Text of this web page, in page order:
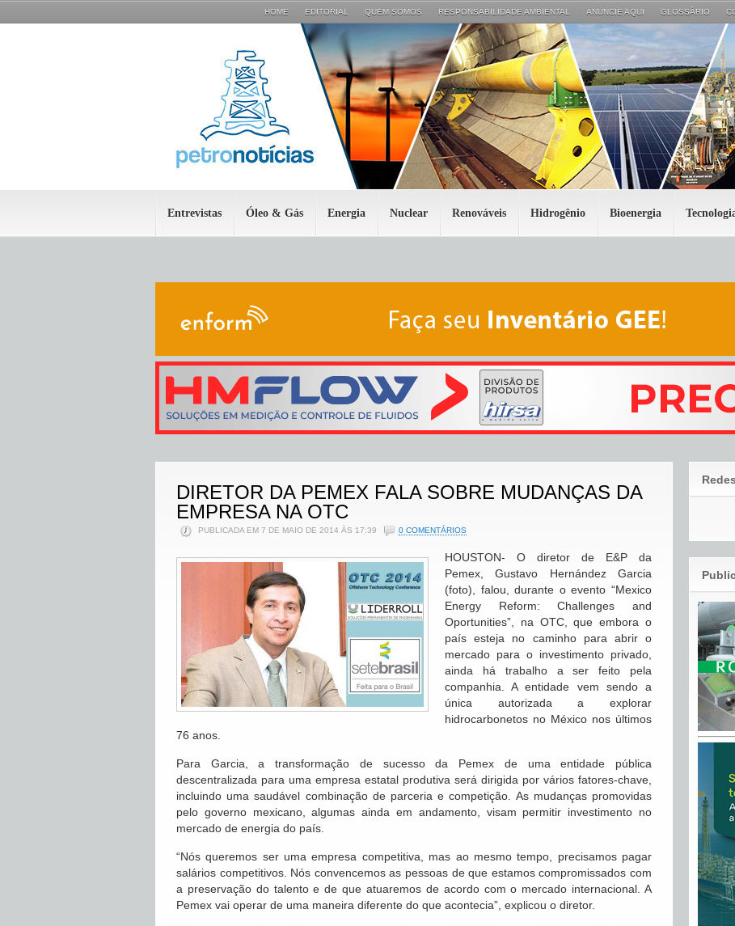
HOME EDITORIAL QUEM SOMOS RESPONSABILIDADE AMBIENTAL ANUNCIE AQUI GLOSSÁRIO
Entrevistas Óleo & Gás Energia Nuclear Renováveis Hidrogênio Bioenergia
DIRETOR DA PEMEX FALA SOBRE MUDANÇAS DA
EMPRESA NA OTC
PUBLICADA EM 7 DE MAIO DE 2014 ÀS 17:39 0 COMENTÁRIOS
HOUSTON- O diretor de E&P da
Pemex, Gustavo Hernández Garcia
(foto), falou, durante o evento “Mexico
Energy Reform: Challenges and
Oportunities”, na OTC, que embora o
país esteja no caminho para abrir o
mercado para o investimento privado,
ainda há trabalho a ser feito pela
companhia. A entidade vem sendo a
única autorizada a explorar
hidrocarbonetos no México nos últimos
76 anos.
Para Garcia, a transformação de sucesso da Pemex de uma entidade pública
descentralizada para uma empresa estatal produtiva será dirigida por vários fatores-chave,
incluindo uma saudável combinação de parceria e competição. As mudanças promovidas
pelo governo mexicano, algumas ainda em andamento, visam permitir investimento no
mercado de energia do país.
“Nós queremos ser uma empresa competitiva, mas ao mesmo tempo, precisamos pagar
salários competitivos. Nós convencemos as pessoas de que estamos compromissados com
a preservação do talento e de que atuaremos de acordo com o mercado internacional. A
Pemex vai operar de uma maneira diferente do que acontecia”, explicou o diretor.